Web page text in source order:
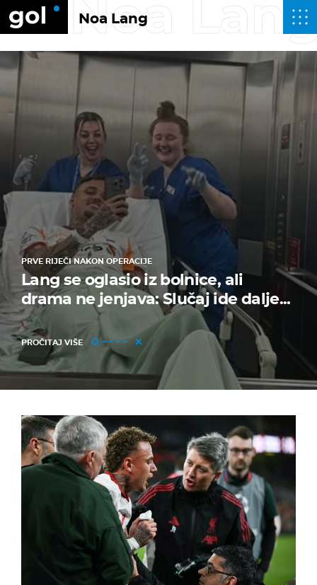
Noa Lang
Noa
PRVE RIJEČI NAKON OPERACIJE
Lang se oglasio iz bolnice, ali
drama ne jenjava: Slučaj ide dalje...
PROČITAJ VIŠE